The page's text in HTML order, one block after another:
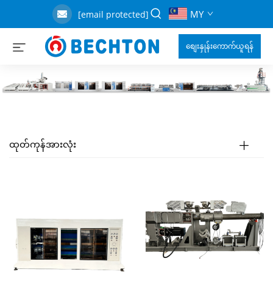
[email protected] MY
စျေးနှုန်းကောက်ယူရန်
ထုတ်ကုန်အားလုံး